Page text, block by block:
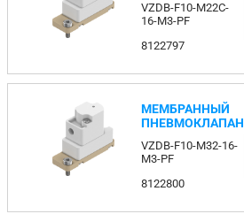
VZDB-F10-M22C-
16-M3-PF
8122797
МЕМБРАННЫЙ
ПНЕВМОКЛАПАН
VZDB-F10-M32-16-
M3-PF
8122800